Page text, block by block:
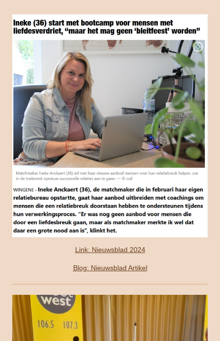
Link: Nieuwsblad 2024
Blog: Nieuwsblad Artikel